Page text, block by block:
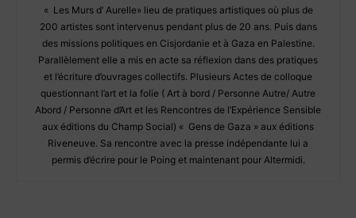
« Les Murs d’ Aurelle» lieu de pratiques artistiques où plus de
200 artistes sont intervenus pendant plus de 20 ans. Puis dans
des missions politiques en Cisjordanie et à Gaza en Palestine.
Parallèlement elle a mis en acte sa réflexion dans des pratiques
et l’écriture d’ouvrages collectifs. Plusieurs Actes de colloque
questionnant l’art et la folie ( Art à bord / Personne Autre/ Autre
Abord / Personne d’Art et les Rencontres de l’Expérience Sensible
aux éditions du Champ Social) « Gens de Gaza » aux éditions
Riveneuve. Sa rencontre avec la presse indépendante lui a
permis d’écrire pour le Poing et maintenant pour Altermidi.